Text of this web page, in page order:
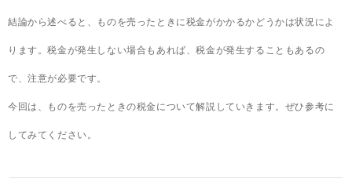
結論から述べると、ものを売ったときに税金がかかるかどうかは状況によ
ります。税金が発生しない場合もあれば、税金が発生することもあるの
で、注意が必要です。
今回は、ものを売ったときの税金について解説していきます。ぜひ参考に
してみてください。